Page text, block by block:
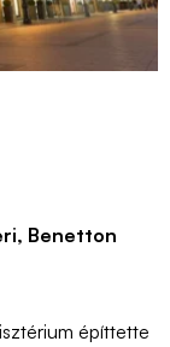
Benetton
építtette